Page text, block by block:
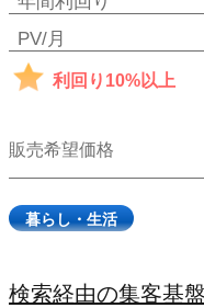
PV/月
利回り10%以上
販売希望価格
暮らし・生活
検索経由の集客基